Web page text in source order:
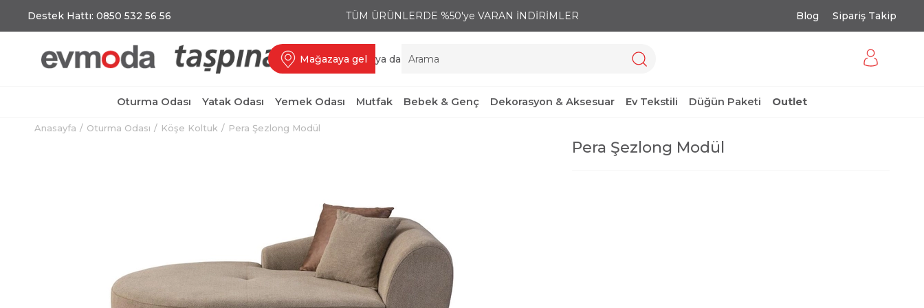
Destek Hattı: 0850 532 56 56 TÜM ÜRÜNLERDE %50'ye VARAN İNDİRİMLER Blog Sipariş Takip
Mağazaya gel ya da
Oturma Odası Yatak Odası Yemek Odası Mutfak Bebek & Genç Dekorasyon & Aksesuar Ev Tekstili Düğün Paketi Outlet
Anasayfa Oturma Odası Köşe Koltuk Pera Şezlong Modül
Pera Şezlong Modül